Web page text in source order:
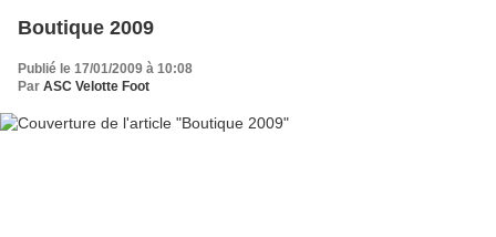
Boutique 2009
Publié le 17/01/2009 à 10:08
Par ASC Velotte Foot